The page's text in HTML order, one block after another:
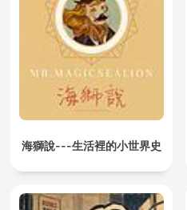
海獅說---生活裡的小世界史